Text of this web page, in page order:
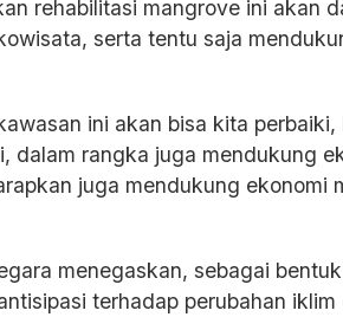
rehabilitasi mangrove ini akan
serta tentu saja
ini akan bisa kita
dalam rangka juga mendukung
juga mendukung ekonomi
menegaskan, sebagai
terhadap perubahan